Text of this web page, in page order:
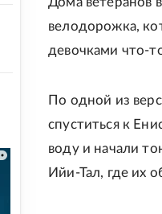
велодорожка,
девочками что-
По одной из
спуститься к
воду и начали
Ийи-Тал, где их